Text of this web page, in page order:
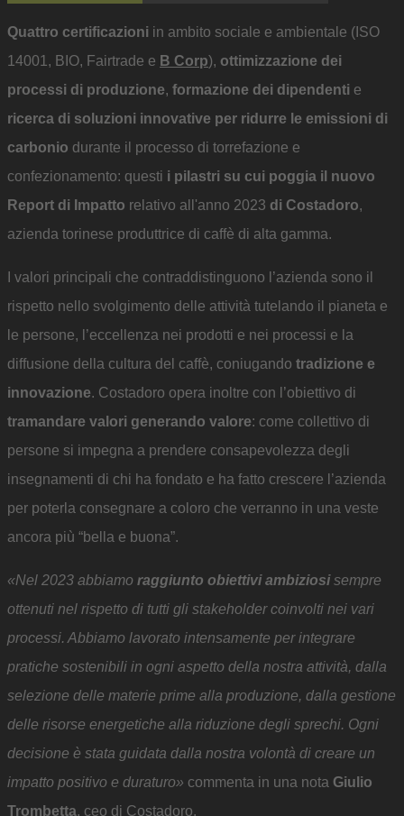
Quattro certificazioni in ambito sociale e ambientale (ISO
14001, BIO, Fairtrade e B Corp), ottimizzazione dei
processi di produzione, formazione dei dipendenti e
ricerca di soluzioni innovative per ridurre le emissioni di
carbonio durante il processo di torrefazione e
confezionamento: questi i pilastri su cui poggia il nuovo
Report di Impatto relativo all'anno 2023 di Costadoro,
azienda torinese produttrice di caffè di alta gamma.
I valori principali che contraddistinguono l’azienda sono il
rispetto nello svolgimento delle attività tutelando il pianeta e
le persone, l’eccellenza nei prodotti e nei processi e la
diffusione della cultura del caffè, coniugando tradizione e
innovazione. Costadoro opera inoltre con l’obiettivo di
tramandare valori generando valore: come collettivo di
persone si impegna a prendere consapevolezza degli
insegnamenti di chi ha fondato e ha fatto crescere l’azienda
per poterla consegnare a coloro che verranno in una veste
ancora più “bella e buona”.
«Nel 2023 abbiamo raggiunto obiettivi ambiziosisempre
ottenuti nel rispetto di tutti gli stakeholder coinvolti nei vari
processi. Abbiamo lavorato intensamente per integrare
pratiche sostenibili in ogni aspetto della nostra attività, dalla
selezione delle materie prime alla produzione, dalla gestione
delle risorse energetiche alla riduzione degli sprechi. Ogni
decisione è stata guidata dalla nostra volontà di creare un
impatto positivo e duraturo» commenta in una nota Giulio
Trombetta, ceo di Costadoro.